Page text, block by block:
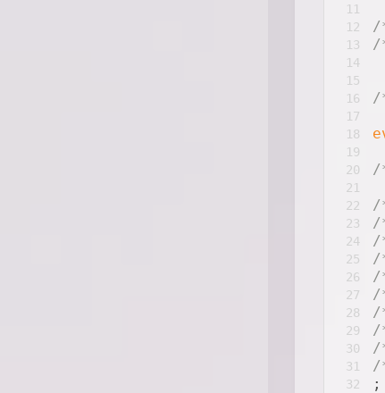
11
12
13
14
15
16
17
18
19
20
21
22
23
24
25
26
27
28
29
30
31
32
/
/
/
/
/
/
/
/
/
/
/
/
/
/
;